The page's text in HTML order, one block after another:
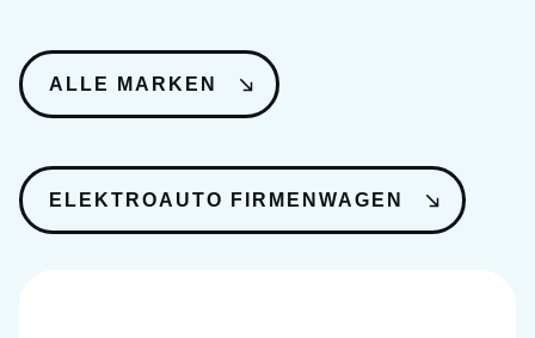
ALLE MARKEN
ELEKTROAUTO FIRMENWAGEN